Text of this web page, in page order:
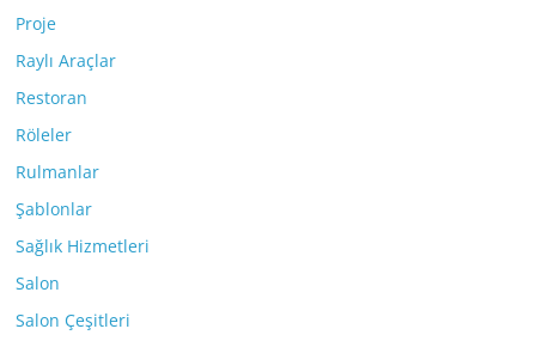
Proje
Raylı Araçlar
Restoran
Röleler
Rulmanlar
Şablonlar
Sağlık Hizmetleri
Salon
Salon Çeşitleri